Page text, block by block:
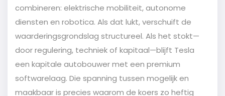
combineren: elektrische mobiliteit, autonome
diensten en robotica. Als dat lukt, verschuift de
waarderingsgrondslag structureel. Als het stokt—
door regulering, techniek of kapitaal—blijft Tesla
een kapitale autobouwer met een premium
softwarelaag. Die spanning tussen mogelijk en
maakbaar is precies waarom de koers zo heftig